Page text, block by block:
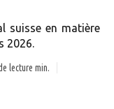
suisse en matière
2026.
lecture min.